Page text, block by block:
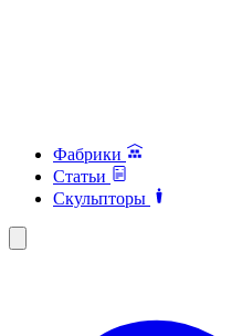
Фабрики
Статьи
Скульпторы